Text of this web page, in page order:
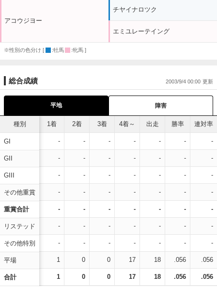
アコウジヨー
チヤイナロツク
エミユレーテイング
※性別の色分け [ :牡馬 :牝馬 ]
総合成績 2003/9/4 00:00
平地 障害
種別
GI
GII
GIII
その他重賞
重賞合計
リステッド
その他特別
平場
合計
1着 2着 3着 4着～ 出走 勝率 連対率
- - - - - - -
- - - - - - -
- - - - - - -
- - - - - - -
- - - - - - -
- - - - - - -
- - - - - - -
1 0 0 17 18 .056 .056
1 0 0 17 18 .056 .056